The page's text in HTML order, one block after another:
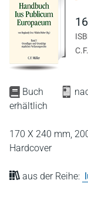
Buch
erhältlich
170 X 240 mm,
Hardcover
aus der Reihe: